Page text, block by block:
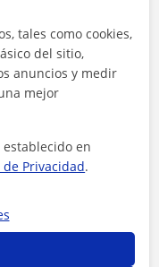
de privacidad
tales como cookies,
del sitio,
anuncios y medir
mejor
establecido en
de Privacidad.